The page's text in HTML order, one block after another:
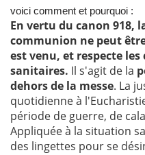
voici comment et pourquoi :
En vertu du canon 918,
communion ne peut
est venu, et respecte
sanitaires. Il s'agit de la
dehors de la messe. La
quotidienne à
période de guerre, de
Appliquée à la situation
des lingettes pour se